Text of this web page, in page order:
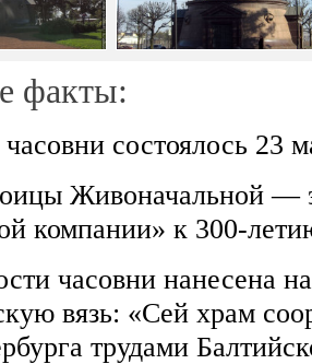
факты:
состоялось 23
Живоначальной —
компании» к 300-
часовни нанесена
вязь: «Сей храм
трудами